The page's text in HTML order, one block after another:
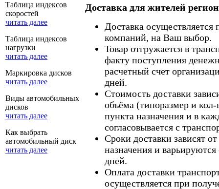
Таблица индексов
скоростей
читать далее
Таблица индексов
нагрузки
читать далее
Маркировка дисков
читать далее
Виды автомобильных
дисков
читать далее
Как выбрать
автомобильный диск
читать далее
Доставка для жителей
Доставка
компаний, на Ваш выбор.
Товар отгружается в
факту поступления
расчетный счет
дней.
Стоимость доставки
объёма (типоразмер и кол-
пункта назначения и в
согласовывается с
Сроки доставки зависят
назначения и
дней.
Оплата доставки
осуществляется при